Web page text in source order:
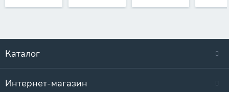
Каталог
Интернет-магазин